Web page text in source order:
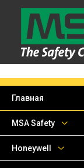
Главная
MSA Safety
Honeywell